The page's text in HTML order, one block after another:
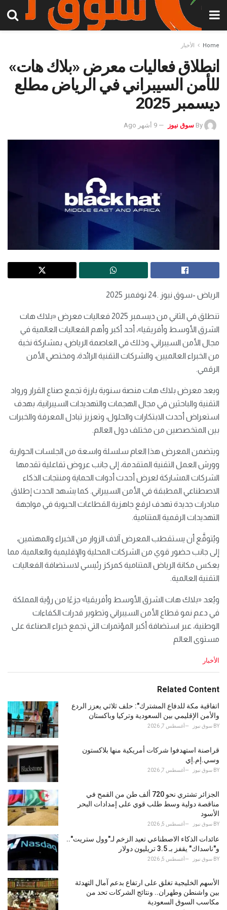
Home الأخبار
انطلاق فعاليات معرض «بلاك هات»
للأمن السيبراني في الرياض مطلع
ديسمبر 2025
By سوق نيوز 9 أشهر Ago
الرياض -سوق نيوز .24 نوفمبر 2025
تنطلق في الثاني من ديسمبر 2025 فعاليات معرض «بلاك هات
الشرق الأوسط وأفريقيا»، أحد أكبر وأهم الفعاليات العالمية في
مجال الأمن السيبراني، وذلك في العاصمة الرياض، بمشاركة نخبة
من الخبراء العالميين، والشركات التقنية الرائدة، ومختصي الأمن
الرقمي.
ويعد معرض بلاك هات منصة سنوية بارزة تجمع صناع القرار ورواد
التقنية والباحثين في مجال الهجمات والتهديدات السيبرانية، بهدف
استعراض أحدث الابتكارات والحلول، وتعزيز تبادل المعرفة والخبرات
بين المتخصصين من مختلف دول العالم.
ويتضمن المعرض هذا العام سلسلة واسعة من الجلسات الحوارية
وورش العمل التقنية المتقدمة، إلى جانب عروض تفاعلية تقدمها
الشركات المشاركة لعرض أحدث أدوات الحماية ومنتجات الذكاء
الاصطناعي المطبقة في الأمن السيبراني. كما يشهد الحدث إطلاق
مبادرات جديدة تهدف لرفع جاهزية القطاعات الحيوية في مواجهة
التهديدات الرقمية المتنامية.
ويُتوقَّع أن يستقطب المعرض آلاف الزوار من الخبراء والمهتمين،
إلى جانب حضور قوي من الشركات المحلية والإقليمية والعالمية، مما
يعكس مكانة الرياض المتنامية كمركز رئيسي لاستضافة الفعاليات
التقنية العالمية.
ويُعد «بلاك هات الشرق الأوسط وأفريقيا» جزءًا من رؤية المملكة
في دعم نمو قطاع الأمن السيبراني وتطوير قدرات الكفاءات
الوطنية، عبر استضافة أكبر المؤتمرات التي تجمع خبراء الصناعة على
مستوى العالم
C
e
o
r
i
:
الأخبار
Related Content
اتفاقية مكة للدفاع المشترك": حلف ثلاثي يعزز الردع
والأمن الإقليمي بين السعودية وتركيا وباكستان
BY سوق نيوز أغسطس 7, 2026
قراصنة استهدفوا شركات أمريكية منها بلاكستون
وسي.إم.إي
BY سوق نيوز أغسطس 7, 2026
الجزائر تشتري نحو 720 ألف طن من القمح في
مناقصة دولية وسط طلب قوي على إمدادات البحر
الأسود
BY سوق نيوز أغسطس 5, 2026
عائدات الذكاء الاصطناعي تعيد الزخم لـ"وول ستريت"..
و"ناسداك" يقفز بـ 3.5 تريليون دولار
BY سوق نيوز أغسطس 5, 2026
الأسهم الخليجية تغلق على ارتفاع بدعم آمال التهدئة
بين واشنطن وطهران.. ونتائج الشركات تحد من
مكاسب السوق السعودية